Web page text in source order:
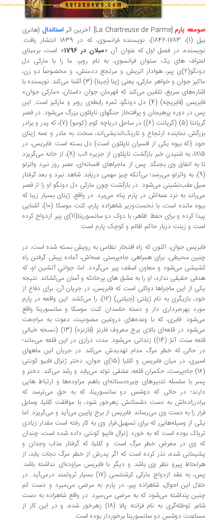
پارم [La Chartreuse de Parme]. آخرین اثر استاندال(هانری
بیل (1)، 1783-1842)، نویسنده فرانسوی، که در 1839 انتشار یافت.
در فصل اول که عنوان آن«میلان در 1796 » است، برمبنای
های یک ستوان فرانسوی، به نام روبر، ما را با مارکی دل
دونگو(2)ی پیر، هوادار اتریش و مرتجع ددمنش، و مخصوصاً دو زن،
ماکیز جوان و خواهر مارکی، یعنی ژینا (جینا) (3) آشنا می‌کند. نویسنده با
سریع، تلقین می‌کند که قهرمان جوان داستان، «مارکی جوان»
فابریس (فابریچه) (4) دل دونگو، ثمره رابطه‌ی روبر و مارکیز است. این
در دوره پرهیجان و پرافتخار جنگهای ناپلئون بزرگ می‌شود. در قصر
گریانتا (5) (گریانت (6)) در ساحل دریاچه کوم (کومو) (7)، که پدر و برادر
نماینده ارتجاع و تاریک‌اندیشی‌اند، سخت به مادر و عمه ژینای
(که بیوه یکی از افسران ناپلئون است) دل بسته است. فابریس، در
1815، به شنیدن خبر بازگشت ناپلئون از جزیره الب (8)، از خانه می‌گریزد
به اتفاق وی بجنگد. پس از ماجراهای افسانه‌ای، عصر روز نبرد واترلو
(9)، به واترلو می‌رسد؛ بی‌آنکه چیز مهمی دریابد. شاهد نبرد و بعد گرفتار
عقب‌نشینی می‌شود. در بازگشت چون مارکی دل دونگو او را از قصر
به نزد عمه‌اش در پارم پناه می‌برد. در واقع، ژینای بسیار زیبا که
بیوه مانده است، با نخست‌وزیر شاهزاده پارم، کنت موسکا (10)، آشنایی
پیدا کرده و برای حفظ ظاهر، با دوک دو سانسورینا(11)ی پیر ازدواج کرده
و زینت دربار حاکم ظالم و کوچک پارم است.
جوان، اکنون که راه افتخار نظامی به رویش بسته شده است، در
محیطی، برای همراهی جاه‌پرستی عمه‌اش، آماده پیش گرفتن راه
می‌شود و معاون اسقف پیر می‌گردد. اما، جوانیِ آتشین او، که
حقیقی ندارد، او را به عشق های پرحادثه و آسان می‌کشاند. نتیجه
از این ماجراها دوئلی است که فابریس، در جریان آن، برای دفاع از
خود، بازیگری به نام ژیلتی (جیلتی) (12)، را می‌کشد. این واقعه در پارم
بهره‌برداری دار و دسته حاسدان کنت موسکا و سانسورینا واقع
فابری، که با وعده‌های دروغین مصونیت، دعوت به مراجعت
می‌شود در قلعه‌ای بالای برج معروف فارنز (فازنزه) (13) (نسخه خیالی
قلعه سنت آنژ (14)) زندانی می‌شود. مدت درازی در این قلعه می‌ماند؛
حالی که خطر مرگ مدام تهدیدش می‌کند. در جریان این ماههای
اسیری، در میان فابریس و کللیا (15)یِ جوان، دختر ژنرال فابیو کونتی
(16) جاه‌پرست، حکمران قلعه، عشقی تولد می‌یابد و رشد می‌کند. دختر و
با سلسله تدبیرهای چیره‌دستانه‌ای باهم مراوده‌ها و ارتباط هایی
در حالی که دوشس دو سانسورینا، که به حق می‌ترسد که
به دست دشمنانش زهرخور شود، با موافقت کللیا، وسایل
را به دست وی می‌رساند. فابریس از برج پایین می‌آید و می‌گریزد. اما
از وسیله‌هایی که برای تسهیل فرار وی به کار رفته است مقدار زیادی
بوده است که به خورد ژنرال فایبو کونتی داده شده است،‌ چندان
وی در معرض خطر مرگ است. و کللیا، که گرفتار عذاب وجدان و
شده، نذر کرده است که اگر پدرش از خطر مرگ نجات یابد، از
پیرو نظر وی باشد و دیگر با فابریس مراوده‌ای نداشته باشد.
پس، به عقد ازدواج مارکی کرشنتسی (17) بسیار ثروتمند درمی‌آید. در
این احوال، شاهزاده پیر، در پارم به مرضی می‌میرد و دست کم
پنداشته می‌شود که به مرضی می‌میرد. در واقع شاهزاده به دست
شاعر توطئه‌گری به نام فرانته پالا (18) زهرخور شده، و در این کار از
دوشس دو سانسورینا برخوردار بوده است.